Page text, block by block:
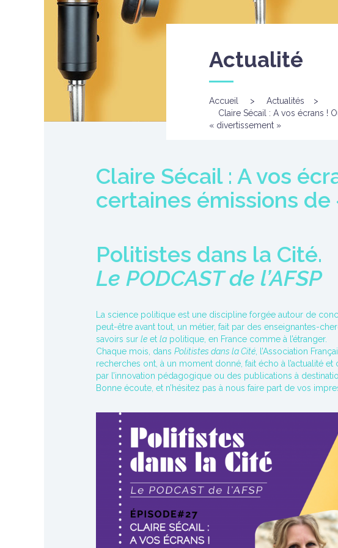
Actualité
Accueil > Actualités
>
Claire Sécail : A vos écrans !
« divertissement »
Claire Sécail : A vos
certaines émissions
Politistes dans la Cité.
Le PODCAST de l’AFSP
La science politique est une discipline forgée autour de
peut-être avant tout, un métier, fait par des enseignantes-
savoirs sur le et la politique, en France comme à l’étranger.
Chaque mois, dans Politistes dans la Cité , l’Association
recherches ont, à un moment donné, fait écho à l’actualité
par l’innovation pédagogique ou des publications à
Bonne écoute, et n’hésitez pas à nous faire part de vos